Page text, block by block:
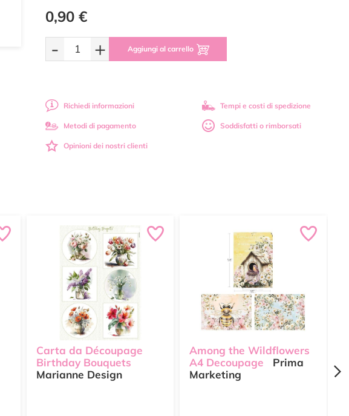
0,90 €
- + Aggiungi al carrello
Richiedi informazioni Tempi e costi di spedizione
Metodi di pagamento Soddisfatti o rimborsati
Opinioni dei nostri clienti
Carta da Découpage
Birthday Bouquets
Marianne Design
Among the Wildflowers
A4 Decoupage
Prima
Marketing